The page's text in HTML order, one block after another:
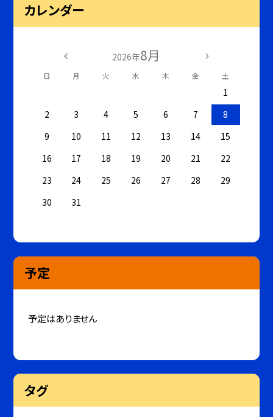
カレンダー
2026年8月
日 月 火 水 木 金 土
1
2
3 4 5 6 7
8
9
10 11 12 13 14
15
16
17 18 19 20 21
22
23
24 25 26 27 28
29
30
31
予定
予定はありません
タグ